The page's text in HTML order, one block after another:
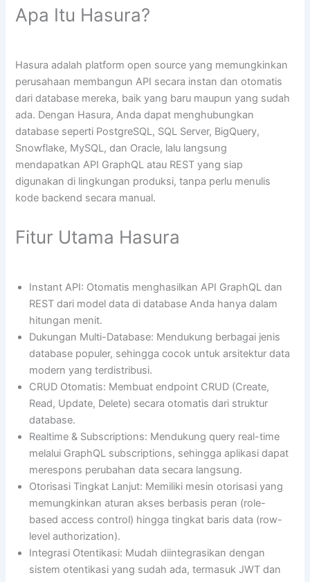
Apa Itu Hasura?
Hasura adalah platform open source yang memungkinkan
perusahaan membangun API secara instan dan otomatis
dari database mereka, baik yang baru maupun yang sudah
ada. Dengan Hasura, Anda dapat menghubungkan
database seperti PostgreSQL, SQL Server, BigQuery,
Snowflake, MySQL, dan Oracle, lalu langsung
mendapatkan API GraphQL atau REST yang siap
digunakan di lingkungan produksi, tanpa perlu menulis
kode backend secara manual.
Fitur Utama Hasura
Instant API: Otomatis menghasilkan API GraphQL dan
REST dari model data di database Anda hanya dalam
hitungan menit.
Dukungan Multi-Database: Mendukung berbagai jenis
database populer, sehingga cocok untuk arsitektur data
modern yang terdistribusi.
CRUD Otomatis: Membuat endpoint CRUD (Create,
Read, Update, Delete) secara otomatis dari struktur
database.
Realtime & Subscriptions: Mendukung query real-time
melalui GraphQL subscriptions, sehingga aplikasi dapat
merespons perubahan data secara langsung.
Otorisasi Tingkat Lanjut: Memiliki mesin otorisasi yang
memungkinkan aturan akses berbasis peran (role-
based access control) hingga tingkat baris data (row-
level authorization).
Integrasi Otentikasi: Mudah diintegrasikan dengan
sistem otentikasi yang sudah ada, termasuk JWT dan